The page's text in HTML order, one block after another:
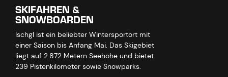
SKIFAHREN &
SNOWBOARDEN
Ischgl ist ein beliebter Wintersportort mit
einer Saison bis Anfang Mai. Das Skigebiet
liegt auf 2.872 Metern Seehöhe und bietet
239 Pistenkilometer sowie Snowparks.